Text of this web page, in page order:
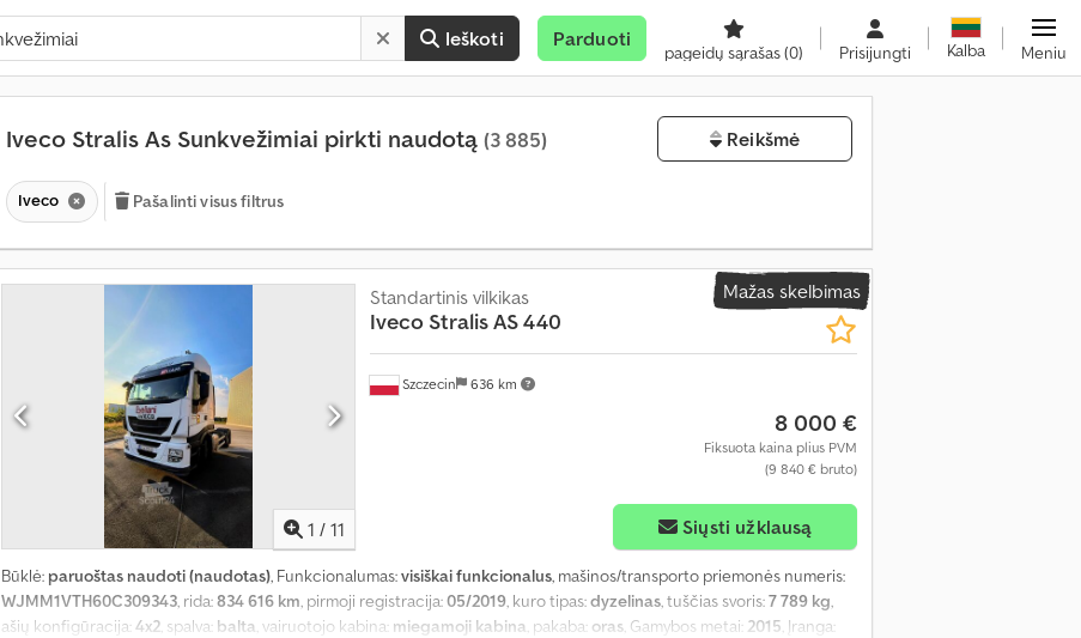
Ieškoti Parduoti
pageidų sąrašas(0) Prisijungti Kalba Meniu
Iveco Stralis As Sunkvežimiai pirkti naudotą (3 885) Reikšmė
Iveco Pašalinti visus filtrus
Mažas skelbimas
1 / 11
Szczecin 636 km
Standartinis vilkikas
Iveco Stralis AS 440
8 000 €
Fiksuota kaina plius PVM
(9 840 € bruto)
Siųsti užklausą
Būklė: paruoštas naudoti (naudotas), Funkcionalumas:visiškai funkcionalus, mašinos/transporto priemonės numeris:
WJMM1VTH60C309343, rida:834 616 km, pirmoji registracija:05/2019, kuro tipas:dyzelinas, tuščias svoris:7 789 kg,
ašių konfigūracija:4x2, spalva: balta, vairuotojo kabina: miegamoji kabina, pakaba: oras, Gamybos metai: 2015, Įranga:
K
a
ė
u
g
i